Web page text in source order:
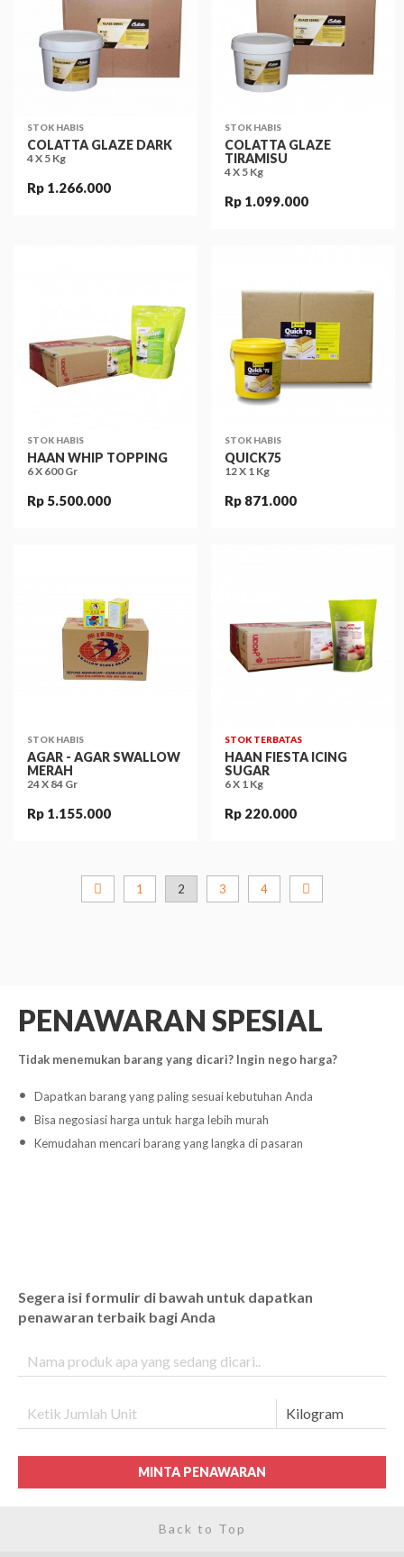
STOK HABIS
COLATTA GLAZE DARK
4 X 5 Kg
Rp 1.266.000
STOK HABIS
COLATTA GLAZE
TIRAMISU
4 X 5 Kg
Rp 1.099.000
STOK HABIS
HAAN WHIP TOPPING
6 X 600 Gr
Rp 5.500.000
STOK HABIS
QUICK75
12 X 1 Kg
Rp 871.000
STOK HABIS
AGAR - AGAR SWALLOW
MERAH
24 X 84 Gr
Rp 1.155.000
STOK TERBATAS
HAAN FIESTA ICING
SUGAR
6 X 1 Kg
Rp 220.000
1 2 3 4
PENAWARAN SPESIAL
Tidak menemukan barang yang dicari? Ingin nego harga?
Dapatkan barang yang paling sesuai kebutuhan Anda
Bisa negosiasi harga untuk harga lebih murah
Kemudahan mencari barang yang langka di pasaran
Segera isi formulir di bawah untuk dapatkan
penawaran terbaik bagi Anda
MINTA PENAWARAN
Back to Top